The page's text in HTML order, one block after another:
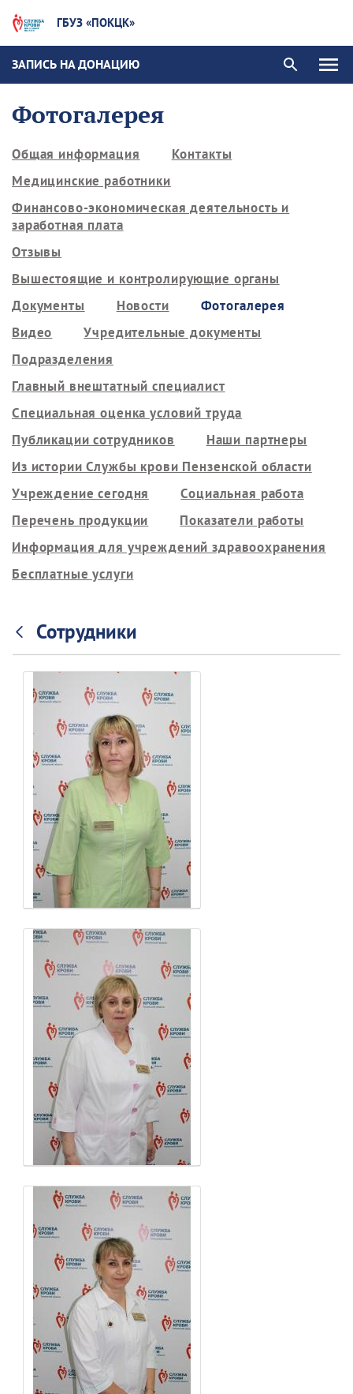
ГБУЗ «ПОКЦК»
ЗАПИСЬ НА ДОНАЦИЮ
Фотогалерея
Общая информация
Контакты
Медицинские работники
Финансово-экономическая деятельность и
заработная плата
Отзывы
Вышестоящие и контролирующие органы
Документы
Новости
Фотогалерея
Видео
Учредительные документы
Подразделения
Главный внештатный специалист
Специальная оценка условий труда
Публикации сотрудников
Наши партнеры
Из истории Службы крови Пензенской области
Учреждение сегодня
Социальная работа
Перечень продукции
Показатели работы
Информация для учреждений здравоохранения
Бесплатные услуги
Сотрудники